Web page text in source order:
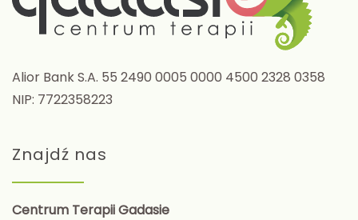
Alior Bank S.A. 55 2490 0005 0000 4500 2328 0358
NIP: 7722358223
Znajdź nas
Centrum Terapii Gadasie